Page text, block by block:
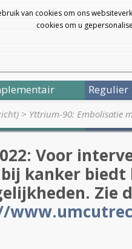
van cookies om ons
cookies om u
Regulier
> Yttrium-90: Embolisatie
Voor
kanker biedt
Zie